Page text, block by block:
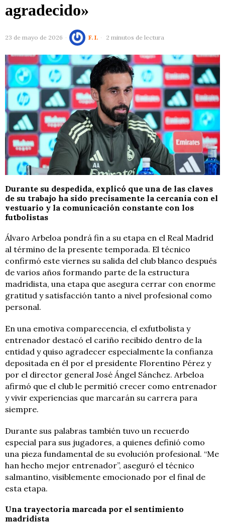
agradecido»
23 de mayo de 2026 F. I. 2 minutos de lectura
Durante su despedida, explicó que una de las claves
de su trabajo ha sido precisamente la cercanía con el
vestuario y la comunicación constante con los
futbolistas
Álvaro Arbeloa pondrá fin a su etapa en el Real Madrid
al término de la presente temporada. El técnico
confirmó este viernes su salida del club blanco después
de varios años formando parte de la estructura
madridista, una etapa que asegura cerrar con enorme
gratitud y satisfacción tanto a nivel profesional como
personal.
En una emotiva comparecencia, el exfutbolista y
entrenador destacó el cariño recibido dentro de la
entidad y quiso agradecer especialmente la confianza
depositada en él por el presidente Florentino Pérez y
por el director general José Ángel Sánchez. Arbeloa
afirmó que el club le permitió crecer como entrenador
y vivir experiencias que marcarán su carrera para
siempre.
Durante sus palabras también tuvo un recuerdo
especial para sus jugadores, a quienes definió como
una pieza fundamental de su evolución profesional. “Me
han hecho mejor entrenador”, aseguró el técnico
salmantino, visiblemente emocionado por el final de
esta etapa.
Una trayectoria marcada por el sentimiento
madridista